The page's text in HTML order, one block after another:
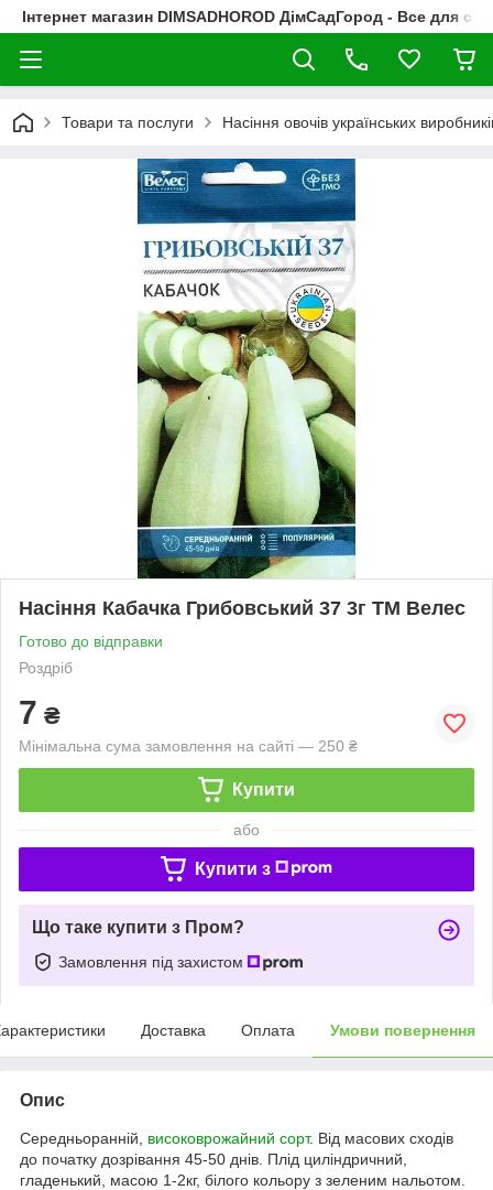
Інтернет магазин DIMSADHOROD ДімСадГород - Все для
Товари та послуги Насіння овочів українських
Насіння Кабачка Грибовський 37 3г ТМ Велес
Готово до відправки
Роздріб
7 ₴
Мінімальна сума замовлення на сайті — 250 ₴
Купити
або
Купити з
Що таке купити з Пром?
Замовлення під захистом
Доставка Оплата Умови повернення
Опис
Середньоранній, високоврожайний сорт. Від масових сходів
до початку дозрівання 45-50 днів. Плід циліндричний,
гладенький, масою 1-2кг, білого кольору з зеленим нальотом.